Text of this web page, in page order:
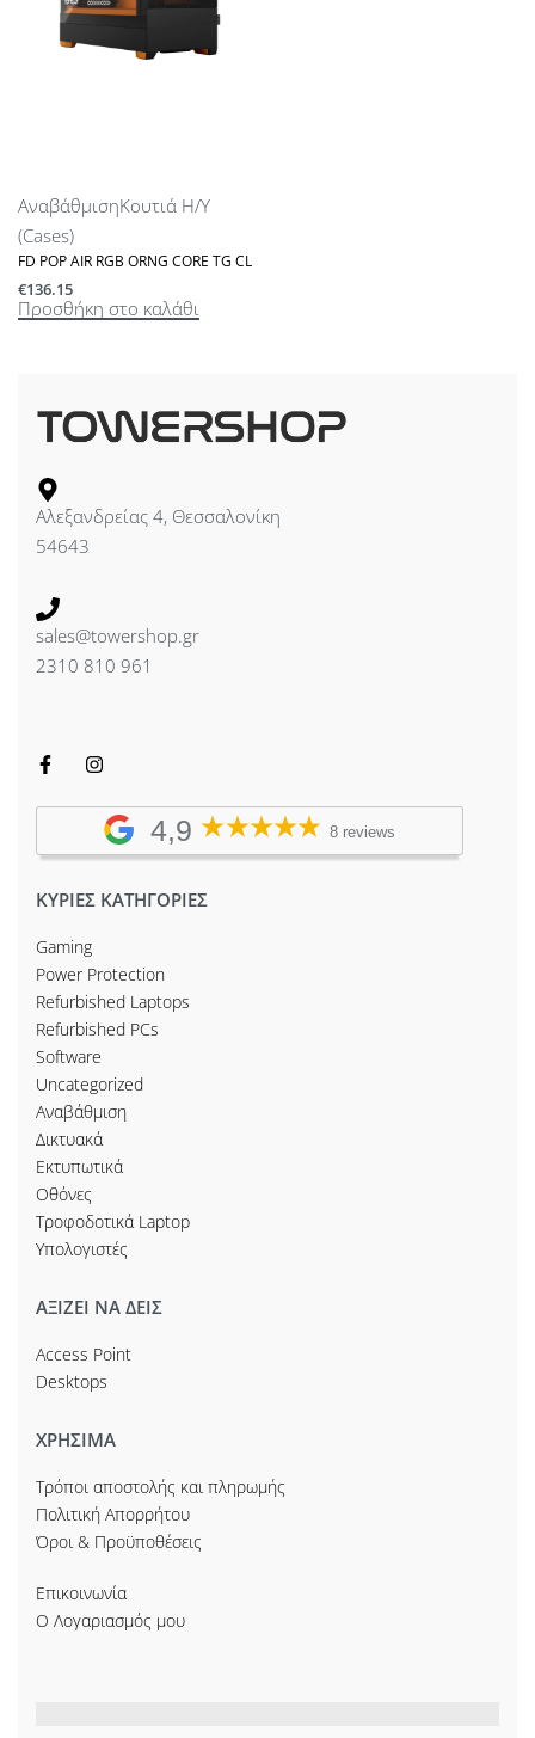
ΑναβάθμισηΚουτιά Η/Υ
(Cases)
FD POP AIR RGB ORNG CORE TG CL
€136.15
Προσθήκη στο καλάθι
Αλεξανδρείας 4, Θεσσαλονίκη
54643
sales@towershop.gr
2310 810 961
4,9 8 reviews
ΚΥΡΙΕΣ ΚΑΤΗΓΟΡΙΕΣ
Gaming
Power Protection
Refurbished Laptops
Refurbished PCs
Software
Uncategorized
Αναβάθμιση
Δικτυακά
Εκτυπωτικά
Οθόνες
Τροφοδοτικά Laptop
Υπολογιστές
ΑΞΙΖΕΙ ΝΑ ΔΕΙΣ
Access Point
Desktops
ΧΡΗΣΙΜΑ
Τρόποι αποστολής και πληρωμής
Πολιτική Απορρήτου
Όροι & Προϋποθέσεις
Επικοινωνία
Ο Λογαριασμός μου